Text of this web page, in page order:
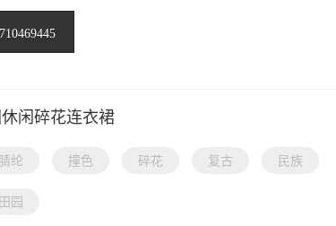
闲碎花连衣裙
腈纶 撞色 碎花 复古 民族
田园